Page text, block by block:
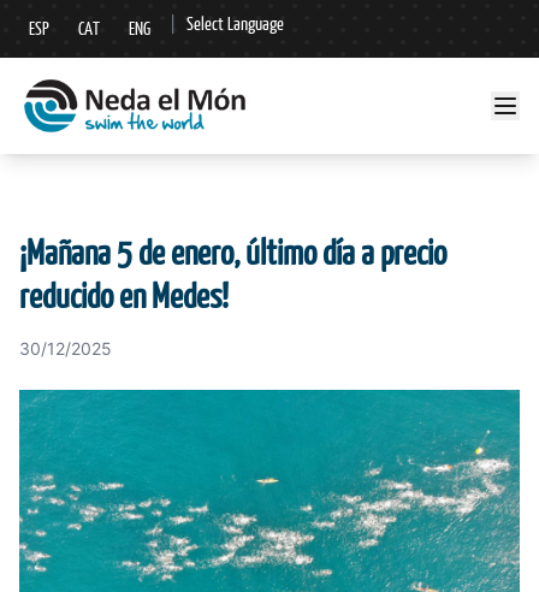
ESP CAT ENG Select Language
▼
¡Mañana 5 de enero, último día a precio
reducido en Medes!
30/12/2025